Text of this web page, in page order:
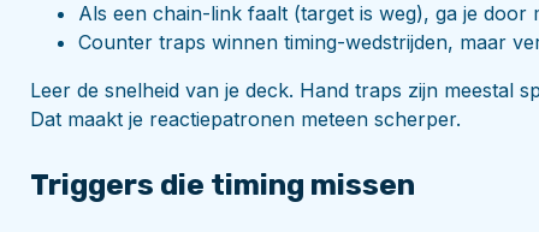
Als een chain-link faalt (target is weg), ga je door
Counter traps winnen timing-wedstrijden, maar
Leer de snelheid van je deck. Hand traps zijn meestal
Dat maakt je reactiepatronen meteen scherper.
Triggers die timing missen